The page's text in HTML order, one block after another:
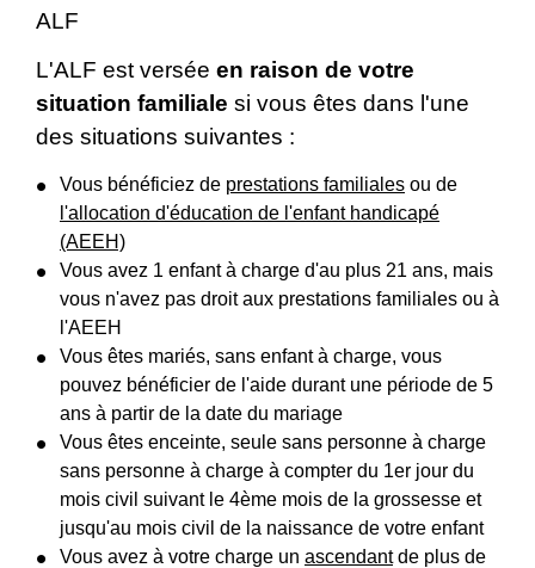
ALF
L'ALF est versée en raison de votre
situation familiale si vous êtes dans l'une
des situations suivantes :
Vous bénéficiez de prestations familiales ou de
l'allocation d'éducation de l'enfant handicapé
(AEEH)
Vous avez 1 enfant à charge d'au plus 21 ans, mais
vous n'avez pas droit aux prestations familiales ou à
l'AEEH
Vous êtes mariés, sans enfant à charge, vous
pouvez bénéficier de l'aide durant une période de 5
ans à partir de la date du mariage
Vous êtes enceinte, seule sans personne à charge
sans personne à charge à compter du 1er jour du
mois civil suivant le 4ème mois de la grossesse et
jusqu'au mois civil de la naissance de votre enfant
Vous avez à votre charge un ascendantde plus de